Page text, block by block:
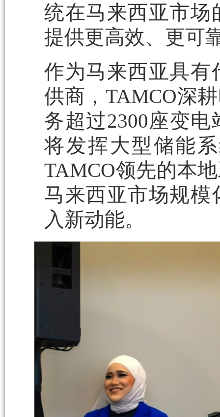
统在马来西亚市场
提供更高效、更可
作为马来西亚具有
供商，TAMCO深
务超过2300座变
将发挥大型储能
TAMCO领先的本
马来西亚市场规模
入新动能。